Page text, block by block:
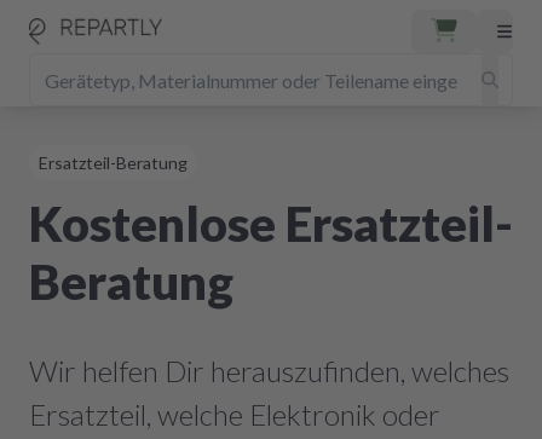
Ersatzteil-Beratung
Kostenlose Ersatzteil-
Beratung
Wir helfen Dir herauszufinden, welches
Ersatzteil, welche Elektronik oder